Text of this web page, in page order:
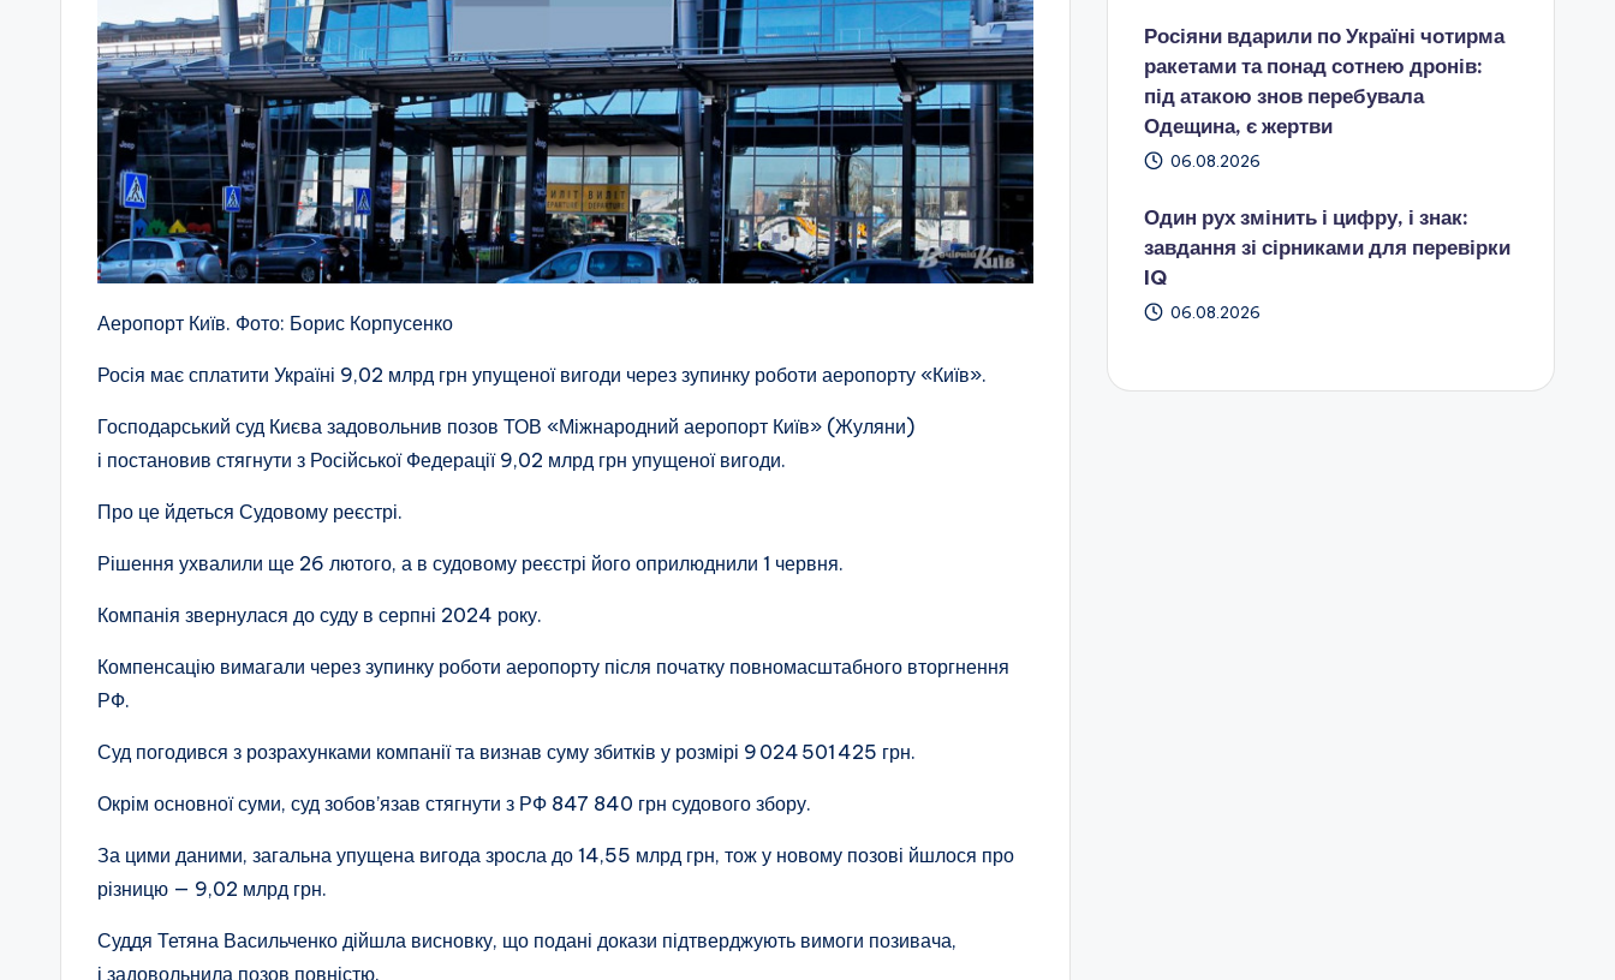
Аеропорт Київ. Фото: Борис Корпусенко
Росія має сплатити Україні 9,02 млрд грн упущеної вигоди через зупинку роботи аеропорту «Київ».
Господарський суд Києва задовольнив позов ТОВ «Міжнародний аеропорт Київ» (Жуляни)
і постановив стягнути з Російської Федерації 9,02 млрд грн упущеної вигоди.
Про це йдеться Судовому реєстрі.
Рішення ухвалили ще 26 лютого, а в судовому реєстрі його оприлюднили 1 червня.
Компанія звернулася до суду в серпні 2024 року.
Компенсацію вимагали через зупинку роботи аеропорту після початку повномасштабного вторгнення
РФ.
Суд погодився з розрахунками компанії та визнав суму збитків у розмірі 9 024 501 425 грн.
Окрім основної суми, суд зобов’язав стягнути з РФ 847 840 грн судового збору.
За цими даними, загальна упущена вигода зросла до 14,55 млрд грн, тож у новому позові йшлося про
різницю — 9,02 млрд грн.
Суддя Тетяна Васильченко дійшла висновку, що подані докази підтверджують вимоги позивача,
і задовольнила позов повністю.
Росіяни вдарили по Україні чотирма
ракетами та понад сотнею дронів:
під атакою знов перебувала
Одещина, є жертви
06.08.2026
Один рух змінить і цифру, і знак:
завдання зі сірниками для перевірки
IQ
06.08.2026